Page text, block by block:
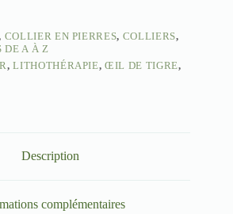
COLLIER EN PIERRES, COLLIERS,
DE A À Z
,LITHOTHÉRAPIE,ŒIL DE TIGRE,
Description
complémentaires